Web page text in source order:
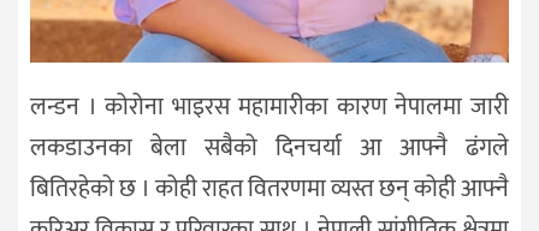
लन्डन । कोरोना भाइरस महामारीका कारण नेपालमा जारी
लकडाउनका बेला सबैको दिनचर्या आ आफ्नै ढंगले
बितिरहेको छ । कोही राहत वितरणमा व्यस्त छन् कोही आफ्नै